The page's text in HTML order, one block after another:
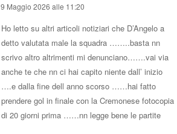
9 Maggio 2026 alle 11:20
Ho letto su altri articoli notiziari che D’Angelo a
detto valutata male la squadra ……..basta nn
scrivo altro altrimenti mi denunciano…….vai via
anche te che nn ci hai capito niente dall’ inizio
….e dalla fine dell anno scorso ……hai fatto
prendere gol in finale con la Cremonese fotocopia
di 20 giorni prima ……nn legge bene le partite